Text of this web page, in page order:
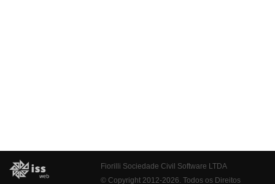
Fiorilli Sociedade Civil Software LTDA
© Copyright 2012-2026. Todos os Direitos